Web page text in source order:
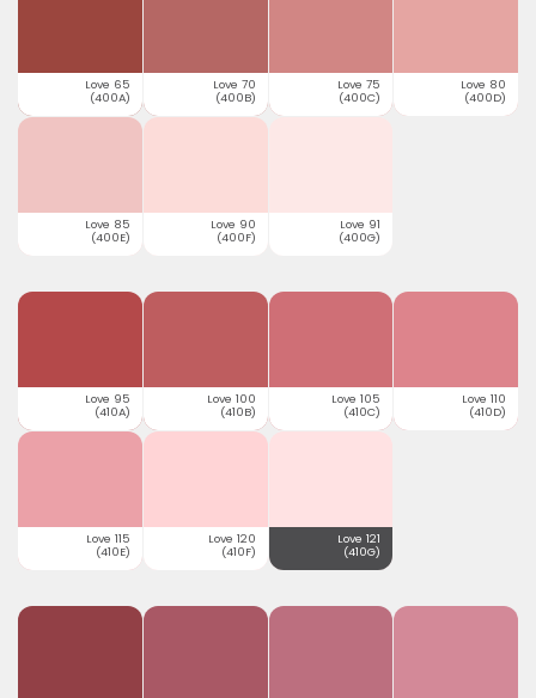
Love 65
(400A)
Love 70
(400B)
Love 75
(400C)
Love 80
(400D)
Love 85
(400E)
Love 90
(400F)
Love 91
(400G)
Love 95
(410A)
Love 100
(410B)
Love 105
(410C)
Love 110
(410D)
Love 115
(410E)
Love 120
(410F)
Love 121
(410G)